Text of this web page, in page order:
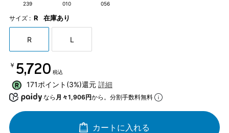
239 010 056
サイズ : R 在庫あり
R L
￥5,720 税込
171ポイント(3%)還元 詳細
なら 月々1,906円から。分割手数料無料
カートに入れる